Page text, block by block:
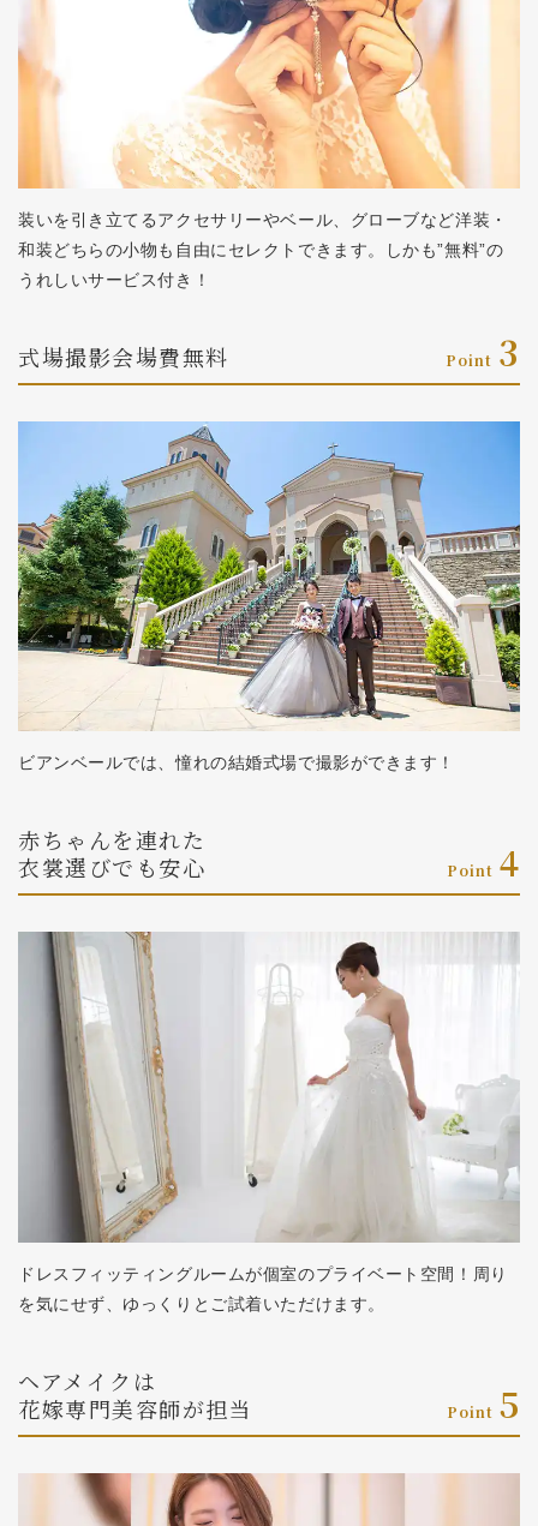
装いを引き立てるアクセサリーやベール、グローブなど洋装・
和装どちらの小物も自由にセレクトできます。しかも”無料”の
うれしいサービス付き！
Point 3
式場撮影会場費無料
ビアンベールでは、憧れの結婚式場で撮影ができます！
Point 4
赤ちゃんを連れた
衣裳選びでも安心
ドレスフィッティングルームが個室のプライベート空間！周り
を気にせず、ゆっくりとご試着いただけます。
Point 5
ヘアメイクは
花嫁専門美容師が担当